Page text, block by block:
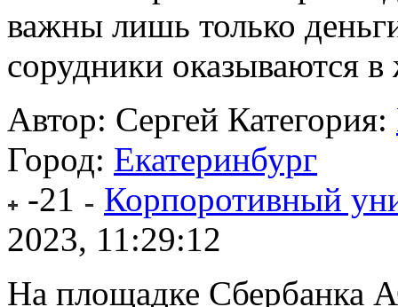
важны лишь только
сорудники оказываются
Автор: Сергей Категория:
Город: Екатеринбург
-21
Корпоротивный
2023, 11:29:12
На площадке Сбербанка